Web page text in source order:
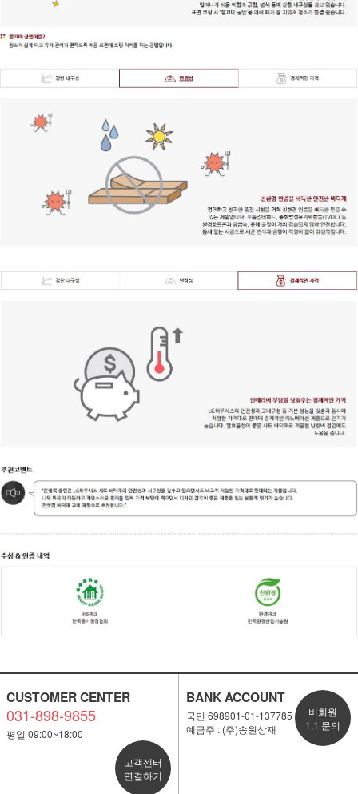
CUSTOMER CENTER
031-898-9855
평일 09:00~18:00
고객센터
연결하기
BANK ACCOUNT
국민 698901-01-137785
예금주 : (주)송원상재
비회원
1:1 문의